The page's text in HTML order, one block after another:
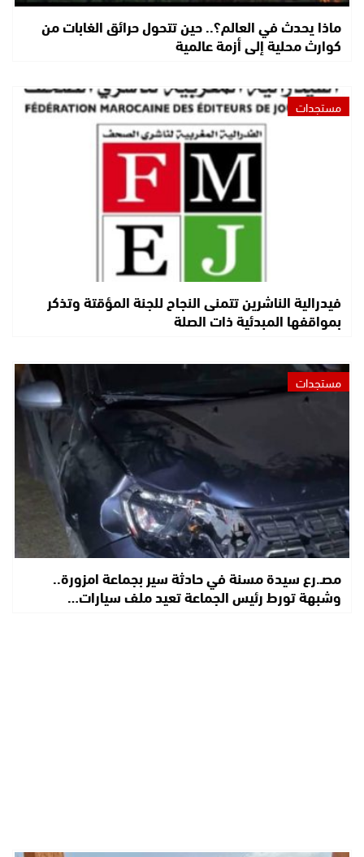
ماذا يحدث في العالم؟.. حين تتحول حرائق الغابات من
كوارث محلية إلى أزمة عالمية
مستجدات
فيدرالية الناشرين تتمنى النجاح للجنة المؤقتة وتذكر
بمواقفها المبدئية ذات الصلة
مستجدات
مصـ.رع سيدة مسنة في حادثة سير بجماعة امزورة..
وشبهة تورط رئيس الجماعة تعيد ملف سيارات…